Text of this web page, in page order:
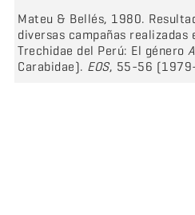
Mateu & Bellés, 1980.
diversas campañas realizadas
Trechidae del Perú: El género
Carabidae). EOS, 55-56